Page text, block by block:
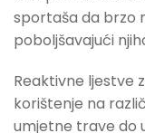
sportaša da brzo
poboljšavajući
Reaktivne ljestve
korištenje na
umjetne trave do